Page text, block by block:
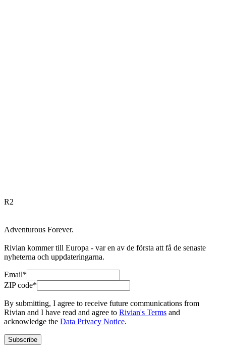
R2
Adventurous Forever.
Rivian kommer till Europa - var en av de första att få de senaste
nyheterna och uppdateringarna.
Email*
ZIP code*
By submitting, I agree to receive future communications from
Rivian and I have read and agree to Rivian's Terms and
acknowledge the Data Privacy Notice.
Subscribe